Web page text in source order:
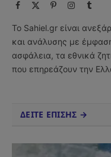
Facebook PinterestInstagram
Το Sahiel.gr είναι
και ανάλυσης με
ασφάλεια, τα εθνικά
που επηρεάζουν την
ΔΕΙΤΕ ΕΠΙΣΗΣ →